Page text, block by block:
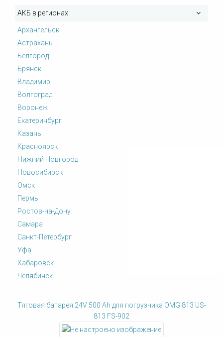
АКБ в регионах
Архангельск
Астрахань
Белгород
Брянск
Владимир
Волгоград
Воронеж
Екатеринбург
Казань
Красноярск
Нижний Новгород
Новосибирск
Омск
Пермь
Ростов-на-Дону
Самара
Санкт-Петербург
Уфа
Хабаровск
Челябинск
Тяговая батарея 24V 500 Ah для погрузчика OMG 813 US-
813 FS-902